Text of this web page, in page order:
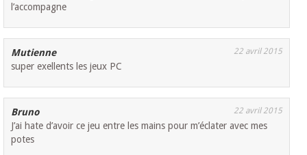
l’accompagne
Mutienne 22 avril 2015
super exellents les jeux PC
Bruno 22 avril 2015
J’ai hate d’avoir ce jeu entre les mains pour m’éclater avec mes
potes